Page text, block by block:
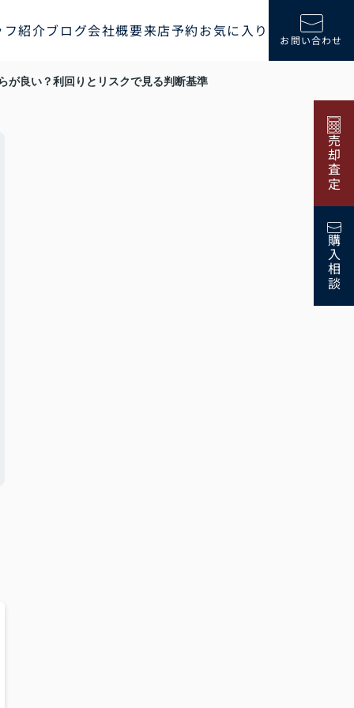
紹介ブログ会社概要来店予約お気に入り お問い合わせ
売却査定
購入相談
が良い？利回りとリスクで見る判断基準